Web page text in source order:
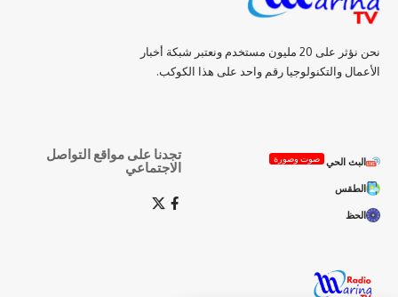
نحن نؤثر على 20 مليون مستخدم ونعتبر شبكة أخبار
الأعمال والتكنولوجيا رقم واحد على هذا الكوكب.
البث الحي صوت وصورة
الطقس
الحظ
تجدنا على مواقع التواصل
الاجتماعي